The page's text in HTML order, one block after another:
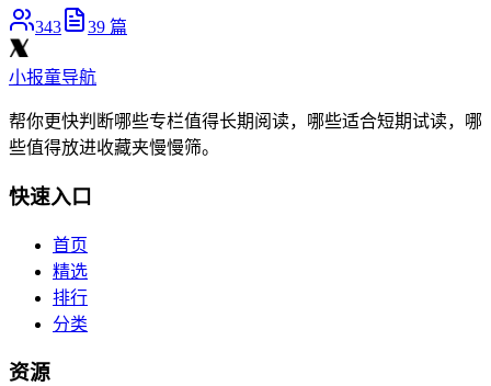
343 39 篇
小报童导航
帮你更快判断哪些专栏值得长期阅读，哪些适合短期试读，哪
些值得放进收藏夹慢慢筛。
快速入口
首页
精选
排行
分类
资源